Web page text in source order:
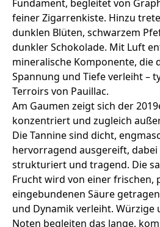
Fundament, begleitet von
feiner Zigarrenkiste. Hinzu
dunklen Blüten, schwarzem
dunkler Schokolade. Mit Luft
mineralische Komponente, die
Spannung und Tiefe verleiht –
Terroirs von Pauillac.
Am Gaumen zeigt sich der
konzentriert und zugleich
Die Tannine sind dicht,
hervorragend ausgereift,
strukturiert und tragend. Die
Frucht wird von einer frischen,
eingebundenen Säure
und Dynamik verleiht. Würzige
Noten begleiten das lange,